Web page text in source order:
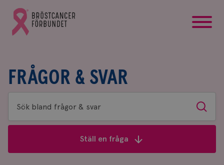
Gå
till
Bröstcancerförbundets
FRÅGOR & SVAR
Sök
bland
&
Sök
Ställ en fråga